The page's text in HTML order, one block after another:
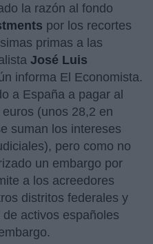
la razón al fondo
por los recortes
primas a las
José Luis
informa El Economista.
a España a pagar al
(unos 28,2 en
suman los intereses
pero como no
un embargo por
a los acreedores
distritos federales y
activos españoles